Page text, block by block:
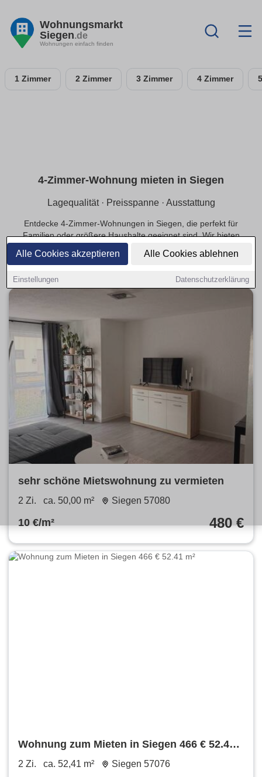
Alle Cookies akzeptieren Alle Cookies ablehnen
Einstellungen Datenschutzerklärung
Wohnungsmarkt
Siegen.de
Wohnungen einfach finden
1 Zimmer 2 Zimmer 3 Zimmer 4 Zimmer
4-Zimmer-Wohnung mieten in Siegen
Lagequalität · Preisspanne · Ausstattung
Entdecke 4-Zimmer-Wohnungen in Siegen, die perfekt für
Familien oder größere Haushalte geeignet sind. Wir bieten
dir Optionen in ruhigen Lagen und das passende Preis-
Leistungs-Verhältnis.
sehr schöne Mietswohnung zu vermieten
2 Zi. ca. 50,00 m² Siegen 57080
10 €/m² 480 €
Wohnung zum Mieten in Siegen 466 € 52.41
m²
2 Zi. ca. 52,41 m² Siegen 57076